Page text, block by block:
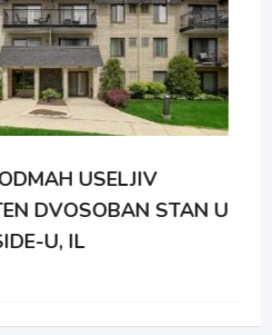
USELJIV
STAN U
IL